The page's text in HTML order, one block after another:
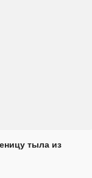
тыла из